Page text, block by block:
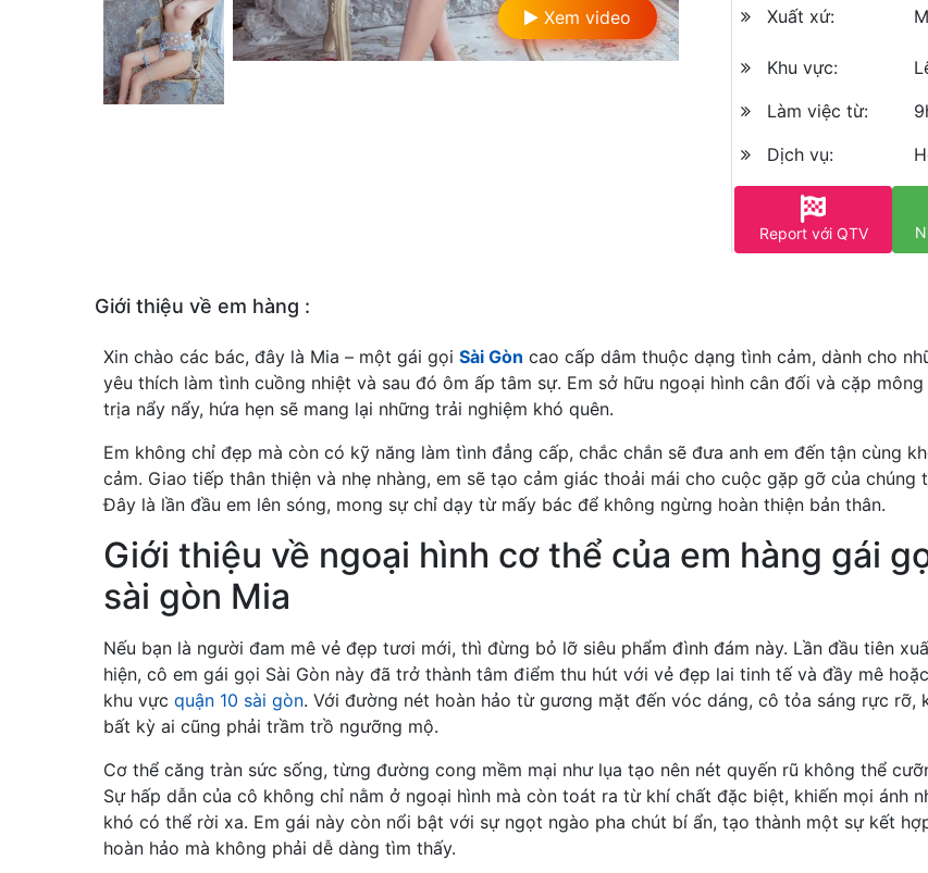
Xem video
Xuất xứ:
Khu vực:
Làm việc từ:
Dịch vụ:
Report với QTV
Giới thiệu về em hàng :
Xin chào các bác, đây là Mia – một gái gọi Sài Gòn cao cấp dâm thuộc dạng tình cảm, dành cho
yêu thích làm tình cuồng nhiệt và sau đó ôm ấp tâm sự. Em sở hữu ngoại hình cân đối và cặp
trịa nẩy nẩy, hứa hẹn sẽ mang lại những trải nghiệm khó quên.
Em không chỉ đẹp mà còn có kỹ năng làm tình đẳng cấp, chắc chắn sẽ đưa anh em đến tận cùng
cảm. Giao tiếp thân thiện và nhẹ nhàng, em sẽ tạo cảm giác thoải mái cho cuộc gặp gỡ của chúng
Đây là lần đầu em lên sóng, mong sự chỉ dạy từ mấy bác để không ngừng hoàn thiện bản thân.
Giới thiệu về ngoại hình cơ thể của em hàng gái
sài gòn Mia
Nếu bạn là người đam mê vẻ đẹp tươi mới, thì đừng bỏ lỡ siêu phẩm đình đám này. Lần đầu tiên
hiện, cô em gái gọi Sài Gòn này đã trở thành tâm điểm thu hút với vẻ đẹp lai tinh tế và đầy mê
khu vực quận 10 sài gòn. Với đường nét hoàn hảo từ gương mặt đến vóc dáng, cô tỏa sáng rực rỡ,
bất kỳ ai cũng phải trầm trồ ngưỡng mộ.
Cơ thể căng tràn sức sống, từng đường cong mềm mại như lụa tạo nên nét quyến rũ không thể
Sự hấp dẫn của cô không chỉ nằm ở ngoại hình mà còn toát ra từ khí chất đặc biệt, khiến mọi ánh
khó có thể rời xa. Em gái này còn nổi bật với sự ngọt ngào pha chút bí ẩn, tạo thành một sự kết
hoàn hảo mà không phải dễ dàng tìm thấy.